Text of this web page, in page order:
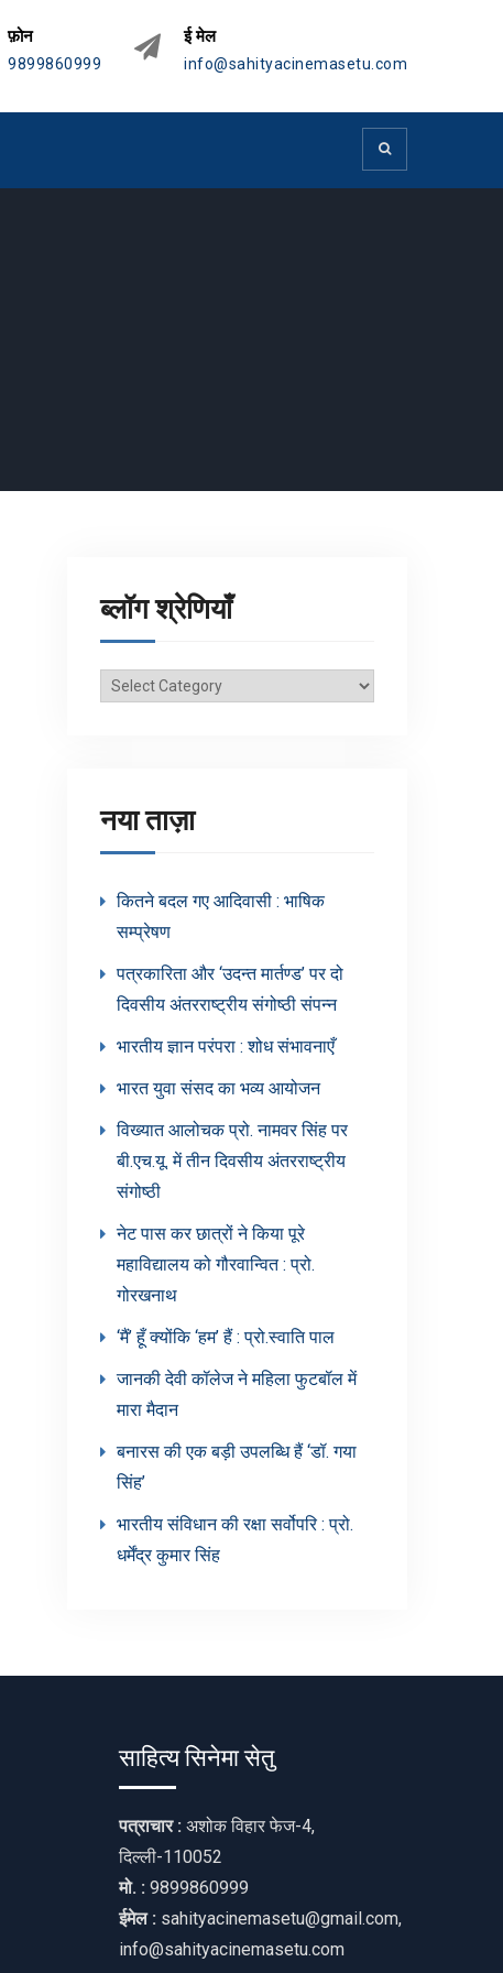
फ़ोन
9899860999
ई मेल
info@sahityacinemasetu.com
ब्लॉग श्रेणियाँ
ब्लॉग
नया ताज़ा
कितने बदल गए आदिवासी : भाषिक
सम्प्रेषण
पत्रकारिता और ‘उदन्त मार्तण्ड’ पर दो
दिवसीय अंतरराष्ट्रीय संगोष्ठी संपन्न
भारतीय ज्ञान परंपरा : शोध संभावनाएँ
भारत युवा संसद का भव्य आयोजन
विख्यात आलोचक प्रो. नामवर सिंह पर
बी.एच.यू. में तीन दिवसीय अंतरराष्ट्रीय
संगोष्ठी
नेट पास कर छात्रों ने किया पूरे
महाविद्यालय को गौरवान्वित : प्रो.
गोरखनाथ
‘मैं’ हूँ क्योंकि ‘हम’ हैं : प्रो.स्वाति पाल
जानकी देवी कॉलेज ने महिला फुटबॉल में
मारा मैदान
बनारस की एक बड़ी उपलब्धि हैं ‘डॉ. गया
सिंह’
भारतीय संविधान की रक्षा सर्वोपरि : प्रो.
धर्मेंद्र कुमार सिंह
साहित्य सिनेमा सेतु
पत्राचार : अशोक विहार फेज-4,
दिल्ली-110052
मो. : 9899860999
ईमेल : sahityacinemasetu@gmail.com,
info@sahityacinemasetu.com